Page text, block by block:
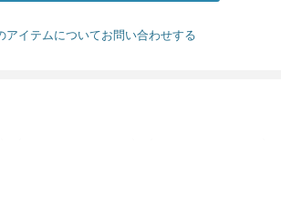
アイテムについてお問い合わせする